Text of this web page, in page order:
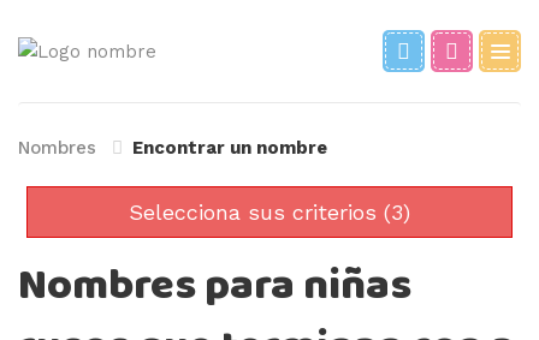
Nombres Encontrar un nombre
Selecciona sus criterios (3)
Nombres para niñas